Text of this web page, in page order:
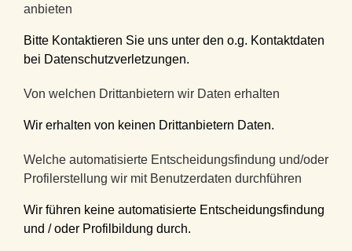
anbieten
Bitte Kontaktieren Sie uns unter den o.g. Kontaktdaten
bei Datenschutzverletzungen.
Von welchen Drittanbietern wir Daten erhalten
Wir erhalten von keinen Drittanbietern Daten.
Welche automatisierte Entscheidungsfindung und/oder
Profilerstellung wir mit Benutzerdaten durchführen
Wir führen keine automatisierte Entscheidungsfindung
und / oder Profilbildung durch.